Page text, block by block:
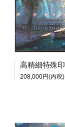
208,000円(内税)